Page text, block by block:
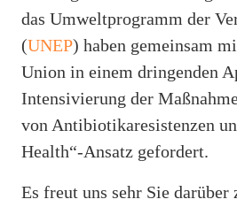
das Umweltprogramm der
(UNEP) haben gemeinsam
Union in einem dringenden
Intensivierung der
von Antibiotikaresistenzen
Health“-Ansatz gefordert.
Es freut uns sehr Sie